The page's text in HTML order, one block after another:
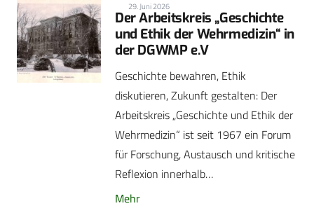
29. Juni 2026
Der Arbeitskreis „Geschichte
und Ethik der Wehrmedizin“ in
der DGWMP e.V
Geschichte bewahren, Ethik
diskutieren, Zukunft gestalten: Der
Arbeitskreis „Geschichte und Ethik der
Wehrmedizin“ ist seit 1967 ein Forum
für Forschung, Austausch und kritische
Reflexion innerhalb…
Mehr